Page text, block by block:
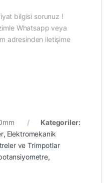
bilgisi sorunuz !
Whatsapp veya
adresinden iletişime
Kategoriler:
, Elektromekanik
ve Trimpotlar
,